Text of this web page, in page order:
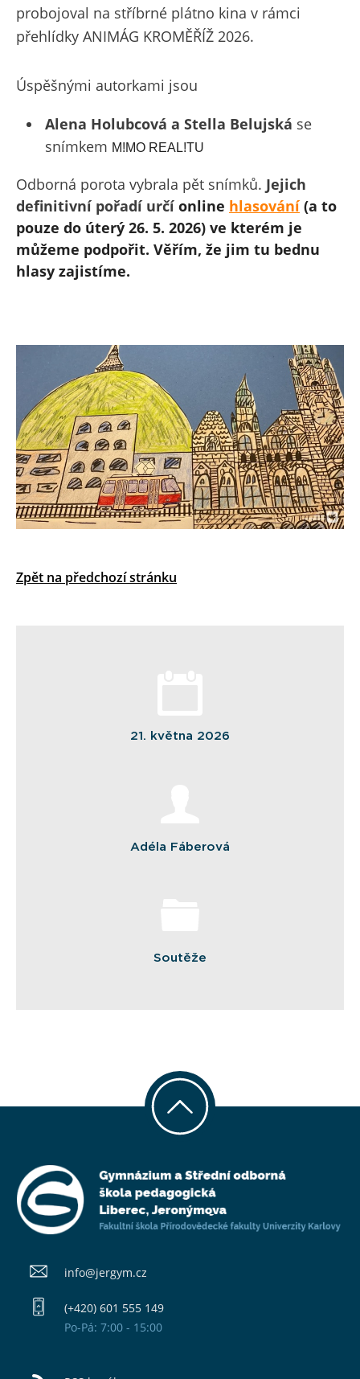
probojoval na stříbrné plátno kina v rámci
přehlídky ANIMÁG KROMĚŘÍŽ 2026.
Úspěšnými autorkami jsou
Alena Holubcová a Stella Belujská se
snímkem M!MO REAL!TU
Odborná porota vybrala pět snímků. Jejich
definitivní pořadí určí online hlasování(a to
pouze do úterý 26. 5. 2026) ve kterém je
můžeme podpořit. Věřím, že jim tu bednu
hlasy zajistíme.
Zpět na předchozí stránku
21. května 2026
Adéla Fáberová
Soutěže
info@​jergym.cz
(+420) 601 555 149
Po-Pá: 7:00 - 15:00